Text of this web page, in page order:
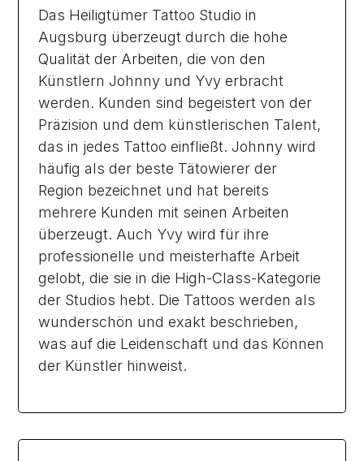
Das Heiligtümer Tattoo Studio in
Augsburg überzeugt durch die hohe
Qualität der Arbeiten, die von den
Künstlern Johnny und Yvy erbracht
werden. Kunden sind begeistert von der
Präzision und dem künstlerischen Talent,
das in jedes Tattoo einfließt. Johnny wird
häufig als der beste Tätowierer der
Region bezeichnet und hat bereits
mehrere Kunden mit seinen Arbeiten
überzeugt. Auch Yvy wird für ihre
professionelle und meisterhafte Arbeit
gelobt, die sie in die High-Class-Kategorie
der Studios hebt. Die Tattoos werden als
wunderschön und exakt beschrieben,
was auf die Leidenschaft und das Können
der Künstler hinweist.